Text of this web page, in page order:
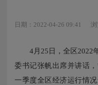
日期：2022-04-26 09:41
4月25日，全区2022
委书记张帆出席并讲话
一季度全区经济运行情